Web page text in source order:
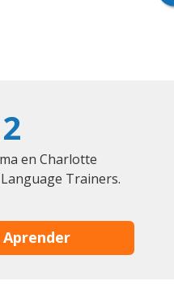
en Charlotte
Trainers.
Aprender